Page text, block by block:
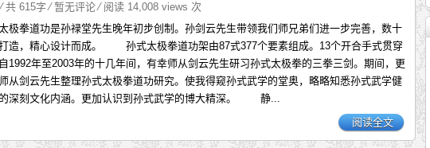
共 615字⁄暂无评论⁄ 阅读 14,008 views 次
极拳道功是孙禄堂先生晚年初步创制。孙剑云先生带领我们师兄弟们进一步完善，数十
造，精心设计而成。 孙式太极拳道功架由87式377个要素组成。13个开合手式贯穿
1992年至2003年的十几年间，有幸师从剑云先生研习孙式太极拳的三拳三剑。期间，更
从剑云先生整理孙式太极拳道功研究。使我得窥孙式武学的堂奥，略略知悉孙式武学健
深刻文化内涵。更加认识到孙式武学的博大精深。 静...
阅读全文